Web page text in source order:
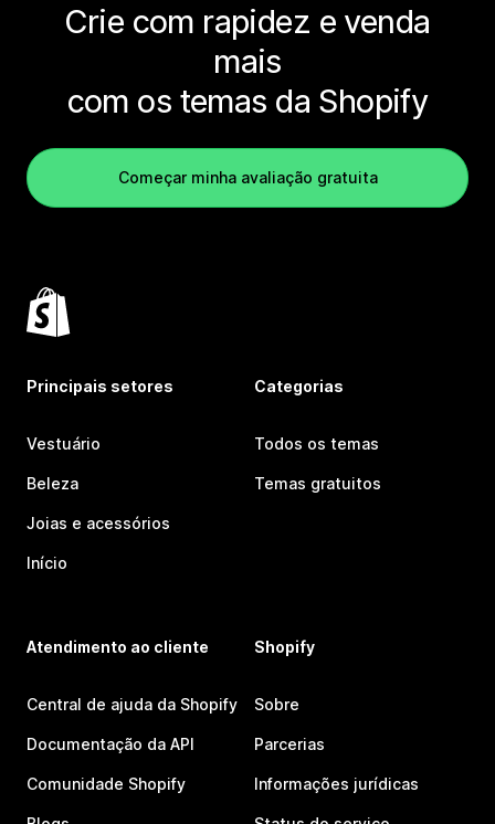
Crie com rapidez e venda
mais
com os temas da Shopify
Começar minha avaliação gratuita
Principais setores
Vestuário
Beleza
Joias e acessórios
Início
Categorias
Todos os temas
Temas gratuitos
Atendimento ao cliente
Central de ajuda da Shopify
Documentação da API
Comunidade Shopify
Shopify
Sobre
Parcerias
Informações jurídicas